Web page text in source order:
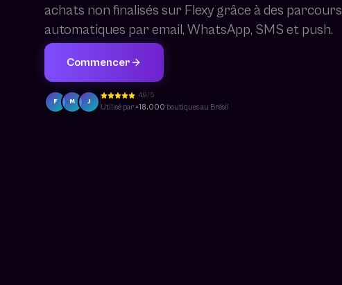
achats non finalisés sur Flexy grâce à des parcours
automatiques par email, WhatsApp, SMS et push.
Commencer
F M J
4.9/5
Utilisé par+18.000 boutiques au Brésil